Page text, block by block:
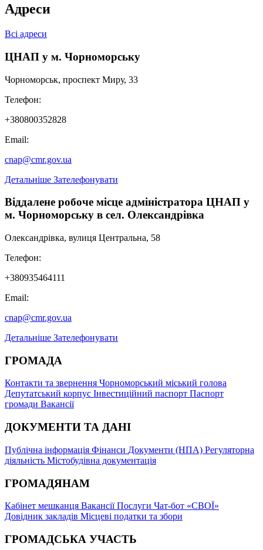
Адреси
Всі адреси
ЦНАП у м. Чорноморську
Чорноморськ, проспект Миру, 33
Телефон:
+380800352828
Email:
cnap@cmr.gov.ua
Детальніше Зателефонувати
Віддалене робоче місце адміністратора ЦНАП у
м. Чорноморську в сел. Олександрівка
Олександрівка, вулиця Центральна, 58
Телефон:
+380935464111
Email:
cnap@cmr.gov.ua
Детальніше Зателефонувати
ГРОМАДА
Контакти та звернення Чорноморський міський голова
Депутатський корпус Інвестиційний паспорт Паспорт
громади Вакансії
ДОКУМЕНТИ ТА ДАНІ
Публічна інформація Фінанси Документи (НПА) Регуляторна
діяльність Містобудівна документація
ГРОМАДЯНАМ
Кабінет мешканця ВакансіїПослуги Чат-бот «СВОЇ»
Довідник закладів Місцеві податки та збори
ГРОМАДСЬКА УЧАСТЬ